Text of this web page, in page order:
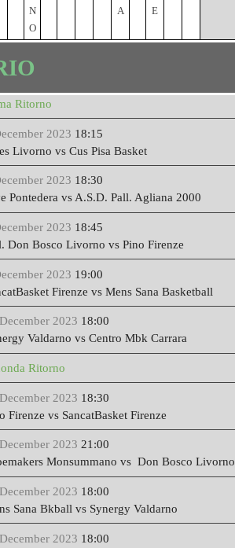
N
O
A
E
Ritorno
2023 18:15
Livorno vs Cus Pisa Basket
2023 18:30
Pontedera vs A.S.D. Pall. Agliana 2000
2023 18:45
Don Bosco Livorno vs Pino Firenze
2023 19:00
Firenze vs Mens Sana Basketball
2023 18:00
Valdarno vs Centro Mbk Carrara
Ritorno
2023 18:30
Firenze vs SancatBasket Firenze
2023 21:00
Monsummano vs Don Bosco Livorno
2023 18:00
Sana Bkball vs Synergy Valdarno
2023 18:00